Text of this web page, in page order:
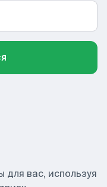
вас, используя